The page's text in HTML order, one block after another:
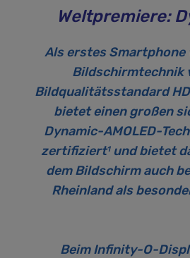
Weltpremiere:
Als erstes Smartphone
Bildschirmtechnik
Bildqualitätsstandard
bietet einen großen
Dynamic-AMOLED-
zertifiziert1und bietet
dem Bildschirm auch
Rheinland als
Beim Infinity-O-